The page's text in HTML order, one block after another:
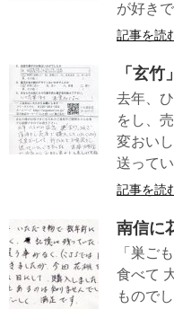
が好き
記事を読
「玄
去年、
をし、
変おい
送って
記事を読
南信に
「巣ご
食べて
もので